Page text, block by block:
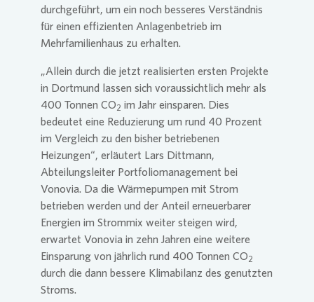
durchgeführt, um ein noch besseres Verständnis
für einen effizienten Anlagenbetrieb im
Mehrfamilienhaus zu erhalten.
„Allein durch die jetzt realisierten ersten Projekte
in Dortmund lassen sich voraussichtlich mehr als
400 Tonnen CO2 im Jahr einsparen. Dies
bedeutet eine Reduzierung um rund 40 Prozent
im Vergleich zu den bisher betriebenen
Heizungen“, erläutert Lars Dittmann,
Abteilungsleiter Portfoliomanagement bei
Vonovia. Da die Wärmepumpen mit Strom
betrieben werden und der Anteil erneuerbarer
Energien im Strommix weiter steigen wird,
erwartet Vonovia in zehn Jahren eine weitere
Einsparung von jährlich rund 400 Tonnen CO2
durch die dann bessere Klimabilanz des genutzten
Stroms.